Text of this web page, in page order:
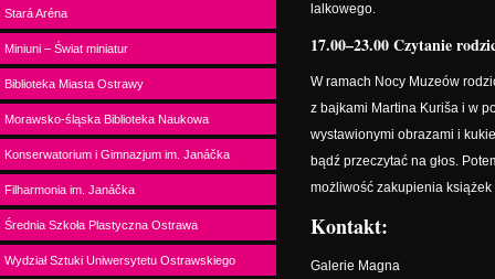
Stará Aréna
Miniuni – Świat miniatur
Biblioteka Miasta Ostrawy
Morawsko-śląska Biblioteka Naukowa
Konserwatorium i Gimnazjum im. Janáčka
Filharmonia im. Janáčka
Średnia Szkoła Plastyczna Ostrawa
Wydział Sztuki Uniwersytetu Ostrawskiego
lalkowego.
17.00–23.00 Czytanie
W ramach Nocy Muzeów
z bajkami Martina Kuriša i w
wystawionymi obrazami i
bądź przeczytać na głos.
możliwość zakupienia
Kontakt:
Galerie Magna